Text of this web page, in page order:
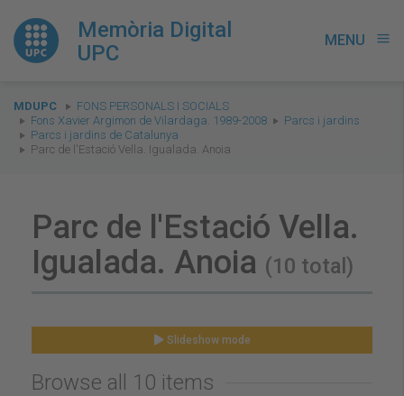
Memòria Digital
UPC
MENU menu
You
are
here:
MDUPC
FONS PERSONALS I SOCIALS
Fons Xavier Argimon de Vilardaga. 1989-2008
Parcs i jardins
Parcs i jardins de Catalunya
Parc de l'Estació Vella. Igualada. Anoia
Parc de l'Estació Vella.
Igualada. Anoia (10 total)
Slideshow mode
Browse all 10 items